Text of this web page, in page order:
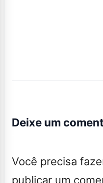
Deixe um
Você precisa
publicar um